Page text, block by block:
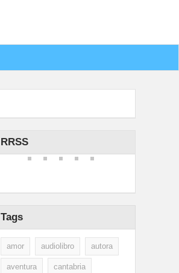
RRSS
Tags
amor audiolibro autora
aventura cantabria